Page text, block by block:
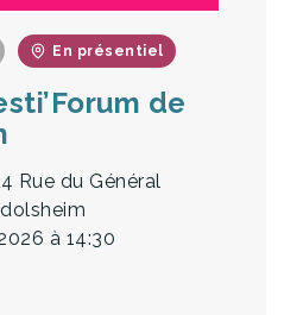
En présentiel
de
Rue du Général
à 14:30